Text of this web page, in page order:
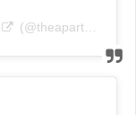
(@theapartment_harajuku) on